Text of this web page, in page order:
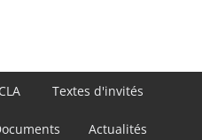
Textes d'invités
Actualités